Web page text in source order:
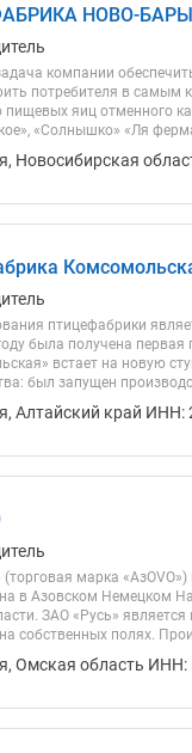
НОВО-
компании
потребителя в
пищевых яиц отменного
«Солнышко» «Ля
Новосибирская
птицефабрики
была получена
встает на новую
был запущен
Алтайский край ИНН:
марка
в Азовском Немецком
ЗАО «Русь» является
собственных полях.
Омская область ИНН: